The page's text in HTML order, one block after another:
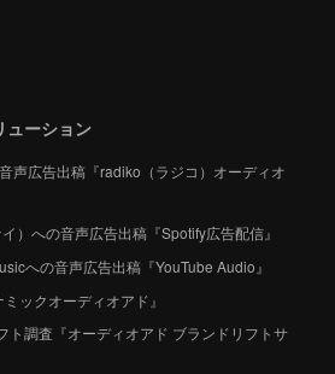
ューション
声広告出稿『radiko（ラジコ）オーディオ
）への音声広告出稿『Spotify広告配信』
への音声広告出稿『YouTube Audio』
ックオーディオアド』
ト調査『オーディオアド ブランドリフトサ